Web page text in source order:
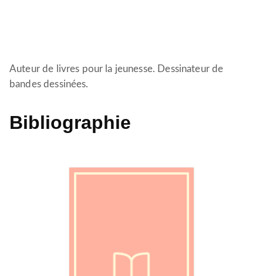
Auteur de livres pour la jeunesse. Dessinateur de
bandes dessinées.
Bibliographie